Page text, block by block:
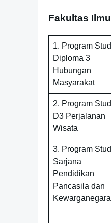
Fakultas
1. Program
Diploma 3
Hubungan
Masyarakat
2. Program
D3 Perjalanan
Wisata
3. Program
Sarjana
Pendidikan
Pancasila dan